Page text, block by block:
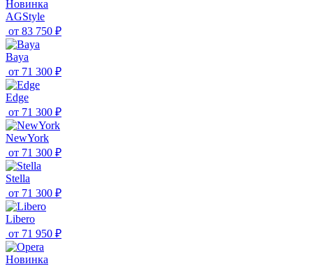
Новинка
AGStyle
от 83 750 ₽
Baya
от 71 300 ₽
Edge
от 71 300 ₽
NewYork
от 71 300 ₽
Stella
от 71 300 ₽
Libero
от 71 950 ₽
Новинка